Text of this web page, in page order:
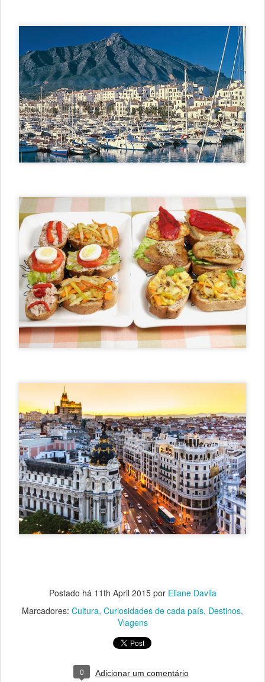
Postado há 11th April 2015por Eliane Davila
Marcadores: Cultura Curiosidades de cada país Destinos
Viagens
0 Adicionar um comentário